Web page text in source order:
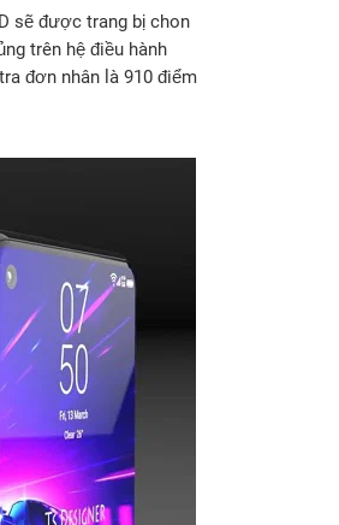
sẽ được trang bị chon
trên hệ điều hành
đơn nhân là 910 điểm